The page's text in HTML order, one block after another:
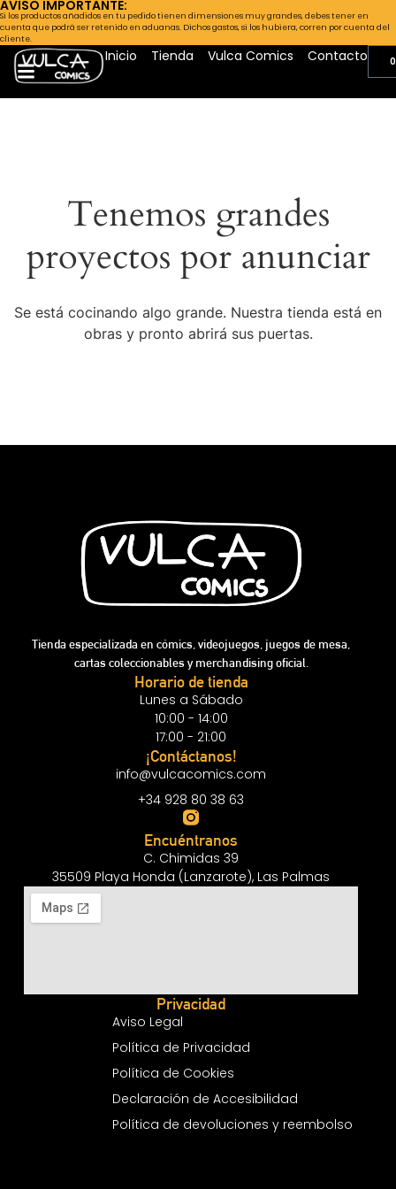
AVISO IMPORTANTE:
Si los productos añadidos en tu pedido tienen dimensiones muy grandes, debes tener en
cuenta que podrá ser retenido en aduanas. Dichos gastos, si los hubiera, corren por cuenta del
cliente.
Inicio Tienda Vulca Comics Contacto
Tenemos grandes
proyectos por anunciar
Se está cocinando algo grande. Nuestra tienda está en
obras y pronto abrirá sus puertas.
Tienda especializada en cómics, videojuegos, juegos de mesa,
cartas coleccionables y merchandising oficial.
Horario de tienda
Lunes a Sábado
10:00 - 14:00
17:00 - 21:00
¡Contáctanos!
info@vulcacomics.com
+34 928 80 38 63
Encuéntranos
C. Chimidas 39
35509 Playa Honda (Lanzarote), Las Palmas
Privacidad
Aviso Legal
Política de Privacidad
Política de Cookies
Declaración de Accesibilidad
Política de devoluciones y reembolso